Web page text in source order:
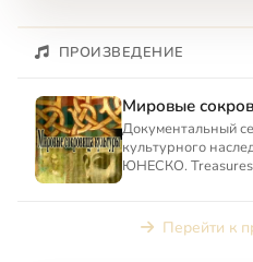
ПРОИЗВЕДЕНИЕ
Мировые
Документальный
культурного
ЮНЕСКО. Treasures
Перейти к